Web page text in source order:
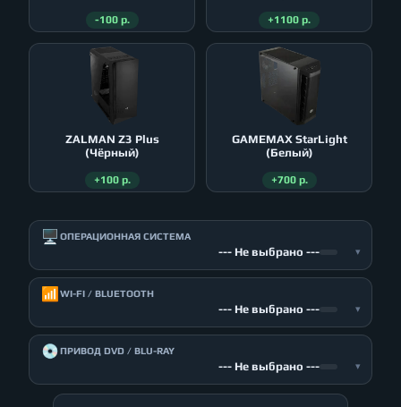
-100 р. +1100 р.
ZALMAN Z3 Plus
(Чёрный)
+100 р.
GAMEMAX StarLight
(Белый)
+700 р.
🖥️ ОПЕРАЦИОННАЯ СИСТЕМА
--- Не выбрано --- ▾
📶 WI-FI / BLUETOOTH
--- Не выбрано --- ▾
💿ПРИВОД DVD / BLU-RAY
--- Не выбрано --- ▾